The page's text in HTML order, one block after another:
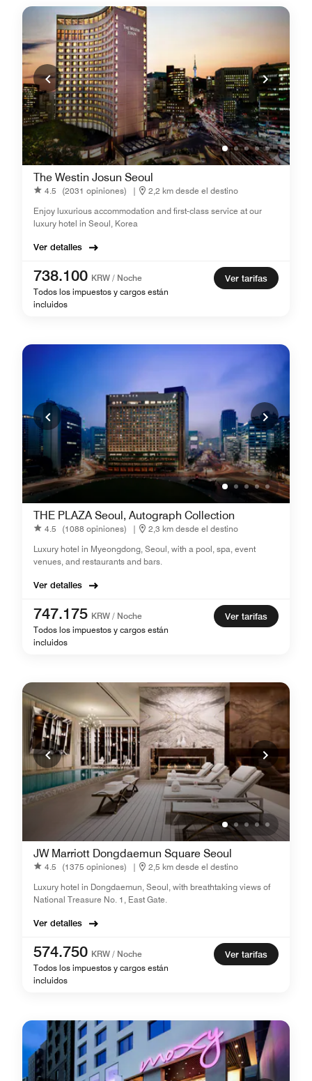
The Westin Josun Seoul
4.5 (2031 opiniones) |
2,2 km desde el destino
Enjoy luxurious accommodation and first-class service at our
luxury hotel in Seoul, Korea
Ver detalles
738.100 KRW / Noche
Todos los impuestos y cargos están
incluidos
Ver tarifas
THE PLAZA Seoul, Autograph Collection
4.5 (1088 opiniones) |
2,3 km desde el destino
Luxury hotel in Myeongdong, Seoul, with a pool, spa, event
venues, and restaurants and bars.
Ver detalles
747.175 KRW / Noche
Todos los impuestos y cargos están
incluidos
Ver tarifas
JW Marriott Dongdaemun Square Seoul
4.5 (1375 opiniones) |
2,5 km desde el destino
Luxury hotel in Dongdaemun, Seoul, with breathtaking views of
National Treasure No. 1, East Gate.
Ver detalles
574.750 KRW / Noche
Todos los impuestos y cargos están
incluidos
Ver tarifas